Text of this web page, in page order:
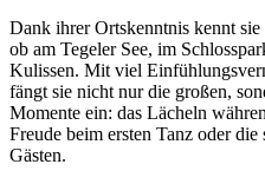
Dank ihrer Ortskenntnis kennt
ob am Tegeler See, im
Kulissen. Mit viel
fängt sie nicht nur die großen,
Momente ein: das Lächeln
Freude beim ersten Tanz oder
Gästen.